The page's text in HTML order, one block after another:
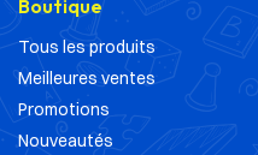
Boutique
Tous les produits
Meilleures ventes
Promotions
Nouveautés